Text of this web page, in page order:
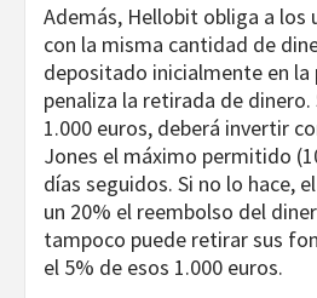
Además, Hellobit obliga a los
con la misma cantidad de
depositado inicialmente en
penaliza la retirada de
1.000 euros, deberá invertir
Jones el máximo permitido
días seguidos. Si no lo hace,
un 20% el reembolso del
tampoco puede retirar sus
el 5% de esos 1.000 euros.